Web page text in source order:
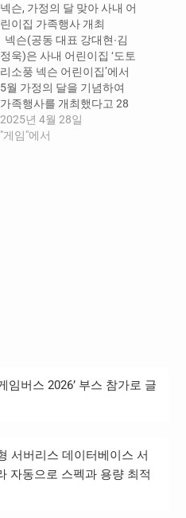
넥슨, 가정의 달 맞아 사내 어
린이집 가족행사 개최
넥슨(공동 대표 강대현∙김
정욱)은 사내 어린이집 ‘도토
리소풍 넥슨 어린이집’에서
5월 가정의 달을 기념하여
가족행사를 개최했다고 28
일 밝혔다. 도토리소풍 넥
슨 어린이집은 지난 26일 대
2025년 4월 28일
"게임"에서
임버스 2026’ 부스 참가로 글
서버리스 데이터베이스 서
자동으로 스펙과 용량 최적